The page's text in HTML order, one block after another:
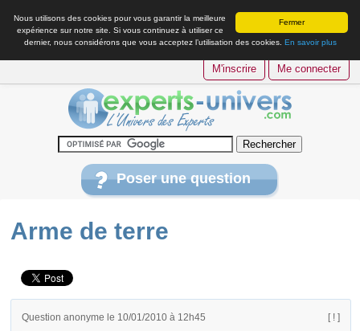
Fermer
Nous utilisons des cookies pour vous garantir la meilleure
expérience sur notre site. Si vous continuez à utiliser ce
dernier, nous considérons que vous acceptez l’utilisation des cookies. En savoir plus
M'inscrire Me connecter
Poser une question
Arme de terre
Question anonyme le 10/01/2010 à 12h45 [ ! ]